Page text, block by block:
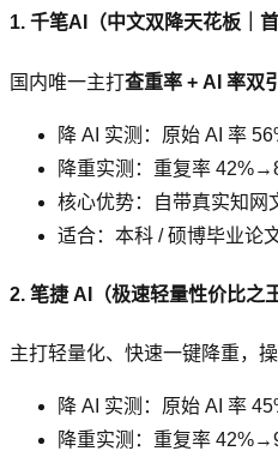
1. 千笔AI（中文双降天花板｜首
国内唯一主打查重率 + AI 率双
降 AI 实测：原始 AI 率
降重实测：重复率
核心优势：自带真实知网
适合：本科 / 硕博毕业论
2. 笔捷 AI（极速轻量性价比之王
主打轻量化、快速一键降重，
降 AI 实测：原始 AI 率
降重实测：重复率